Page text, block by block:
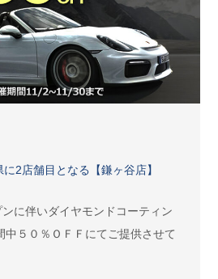
2店舗目となる【鎌ヶ谷店】
に伴いダイヤモンドコーティン
中５０％ＯＦＦにてご提供させて